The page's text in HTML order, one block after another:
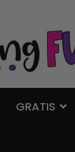
GRATIS